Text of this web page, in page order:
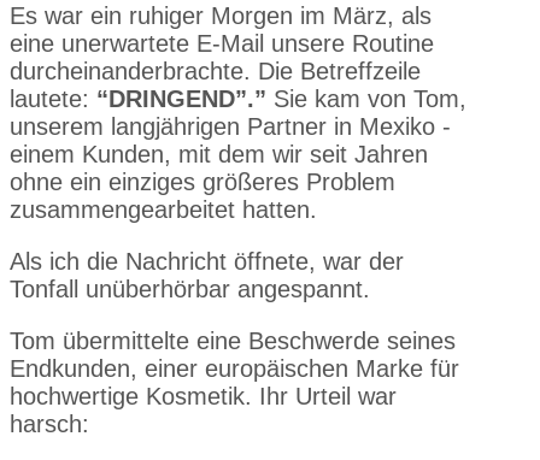
Es war ein ruhiger Morgen im März, als
eine unerwartete E-Mail unsere Routine
durcheinanderbrachte. Die Betreffzeile
lautete: “DRINGEND”.” Sie kam von Tom,
unserem langjährigen Partner in Mexiko -
einem Kunden, mit dem wir seit Jahren
ohne ein einziges größeres Problem
zusammengearbeitet hatten.
Als ich die Nachricht öffnete, war der
Tonfall unüberhörbar angespannt.
Tom übermittelte eine Beschwerde seines
Endkunden, einer europäischen Marke für
hochwertige Kosmetik. Ihr Urteil war
harsch: